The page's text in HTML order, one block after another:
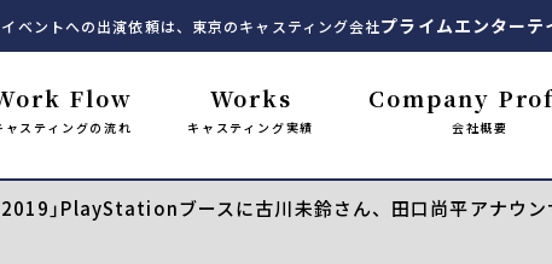
ベントへの出演依頼は、東京のキャスティング会社プライムエンターテ
Flow
ャスティングの流れ
Works
キャスティング実績
Company
会社概要
｣PlayStationブースに古川未鈴さん、田口尚平アナウ